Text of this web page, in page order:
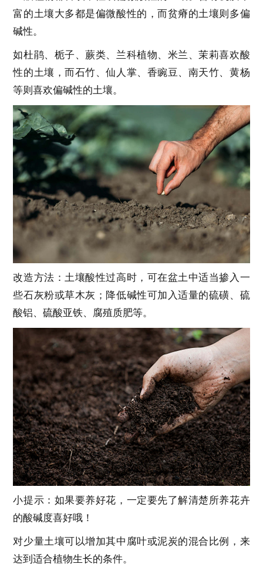
富的土壤大多都是偏微酸性的，而贫瘠的土壤则多偏
碱性。
如杜鹃、栀子、蕨类、兰科植物、米兰、茉莉喜欢酸
性的土壤，而石竹、仙人掌、香豌豆、南天竹、黄杨
等则喜欢偏碱性的土壤。
改造方法：土壤酸性过高时，可在盆土中适当掺入一
些石灰粉或草木灰；降低碱性可加入适量的硫磺、硫
酸铝、硫酸亚铁、腐殖质肥等。
小提示：如果要养好花，一定要先了解清楚所养花卉
的酸碱度喜好哦！
对少量土壤可以增加其中腐叶或泥炭的混合比例，来
达到适合植物生长的条件。